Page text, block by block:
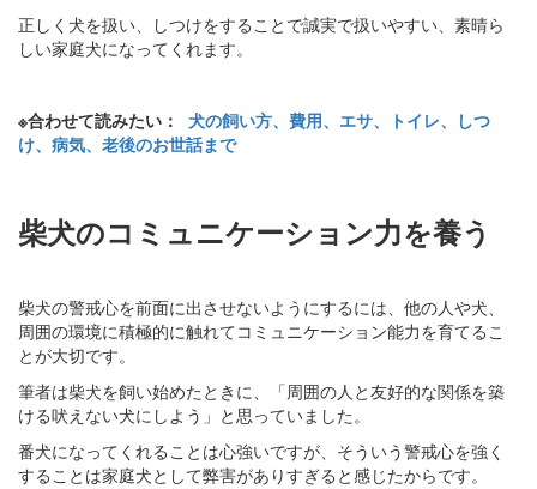
正しく犬を扱い、しつけをすることで誠実で扱いやすい、素晴ら
しい家庭犬になってくれます。
※合わせて読みたい： 犬の飼い方、費用、エサ、トイレ、しつ
け、病気、老後のお世話まで
柴犬のコミュニケーション力を養う
柴犬の警戒心を前面に出させないようにするには、他の人や犬、
周囲の環境に積極的に触れてコミュニケーション能力を育てるこ
とが大切です。
筆者は柴犬を飼い始めたときに、「周囲の人と友好的な関係を築
ける吠えない犬にしよう」と思っていました。
番犬になってくれることは心強いですが、そういう警戒心を強く
することは家庭犬として弊害がありすぎると感じたからです。